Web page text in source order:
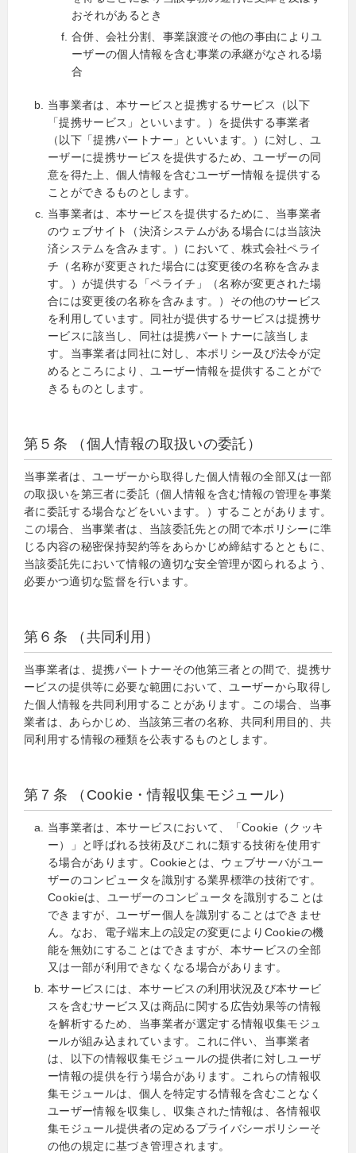
おそれがあるとき
合併、会社分割、事業譲渡その他の事由によりユ
ーザーの個人情報を含む事業の承継がなされる場
合
当事業者は、本サービスと提携するサービス（以下
「提携サービス」といいます。）を提供する事業者
（以下「提携パートナー」といいます。）に対し、ユ
ーザーに提携サービスを提供するため、ユーザーの同
意を得た上、個人情報を含むユーザー情報を提供する
ことができるものとします。
当事業者は、本サービスを提供するために、当事業者
のウェブサイト（決済システムがある場合には当該決
済システムを含みます。）において、株式会社ペライ
チ（名称が変更された場合には変更後の名称を含みま
す。）が提供する「ペライチ」（名称が変更された場
合には変更後の名称を含みます。）その他のサービス
を利用しています。同社が提供するサービスは提携サ
ービスに該当し、同社は提携パートナーに該当しま
す。当事業者は同社に対し、本ポリシー及び法令が定
めるところにより、ユーザー情報を提供することがで
きるものとします。
第５条 （個人情報の取扱いの委託）
当事業者は、ユーザーから取得した個人情報の全部又は一部
の取扱いを第三者に委託（個人情報を含む情報の管理を事業
者に委託する場合などをいいます。）することがあります。
この場合、当事業者は、当該委託先との間で本ポリシーに準
じる内容の秘密保持契約等をあらかじめ締結するとともに、
当該委託先において情報の適切な安全管理が図られるよう、
必要かつ適切な監督を行います。
第６条 （共同利用）
当事業者は、提携パートナーその他第三者との間で、提携サ
ービスの提供等に必要な範囲において、ユーザーから取得し
た個人情報を共同利用することがあります。この場合、当事
業者は、あらかじめ、当該第三者の名称、共同利用目的、共
同利用する情報の種類を公表するものとします。
第７条 （Cookie・情報収集モジュール）
当事業者は、本サービスにおいて、「Cookie（クッキ
ー）」と呼ばれる技術及びこれに類する技術を使用す
る場合があります。Cookieとは、ウェブサーバがユー
ザーのコンピュータを識別する業界標準の技術です。
Cookieは、ユーザーのコンピュータを識別することは
できますが、ユーザー個人を識別することはできませ
ん。なお、電子端末上の設定の変更によりCookieの機
能を無効にすることはできますが、本サービスの全部
又は一部が利用できなくなる場合があります。
本サービスには、本サービスの利用状況及び本サービ
スを含むサービス又は商品に関する広告効果等の情報
を解析するため、当事業者が選定する情報収集モジュ
ールが組み込まれています。これに伴い、当事業者
は、以下の情報収集モジュールの提供者に対しユーザ
ー情報の提供を行う場合があります。これらの情報収
集モジュールは、個人を特定する情報を含むことなく
ユーザー情報を収集し、収集された情報は、各情報収
集モジュール提供者の定めるプライバシーポリシーそ
の他の規定に基づき管理されます。